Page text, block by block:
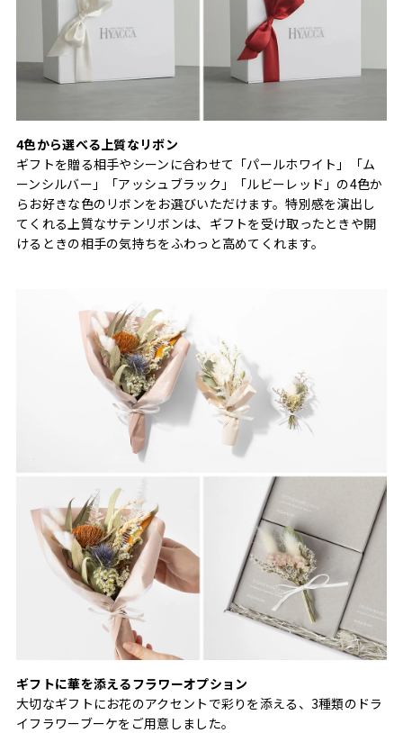
4色から選べる上質なリボン
ギフトを贈る相手やシーンに合わせて「パールホワイト」「ム
ーンシルバー」「アッシュブラック」「ルビーレッド」の4色か
らお好きな色のリボンをお選びいただけます。特別感を演出し
てくれる上質なサテンリボンは、ギフトを受け取ったときや開
けるときの相手の気持ちをふわっと高めてくれます。
ギフトに華を添えるフラワーオプション
大切なギフトにお花のアクセントで彩りを添える、3種類のドラ
イフラワーブーケをご用意しました。